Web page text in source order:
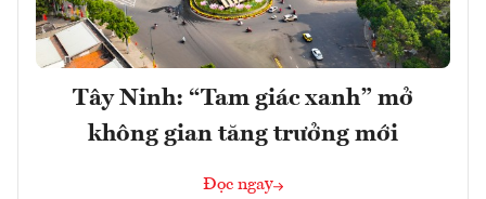
Tây Ninh: “Tam giác xanh” mở
không gian tăng trưởng mới
Đọc ngay